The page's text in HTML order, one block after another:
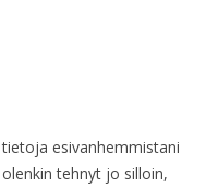
esivanhemmistani
tehnyt jo silloin,